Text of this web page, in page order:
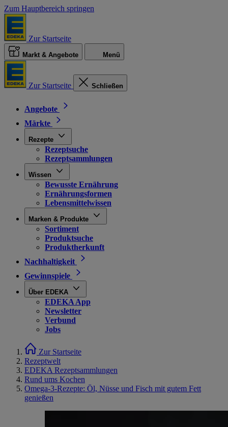
Zum Hauptbereich springen
Zur Startseite
Markt & Angebote Menü
Zur Startseite Schließen
Angebote
Märkte
Rezepte
Rezeptsuche
Rezeptsammlungen
Wissen
Bewusste Ernährung
Ernährungsformen
Lebensmittelwissen
Marken & Produkte
Sortiment
Produktsuche
Produktherkunft
Nachhaltigkeit
Gewinnspiele
Über EDEKA
EDEKA App
Newsletter
Verbund
Jobs
Zur Startseite
Rezeptwelt
EDEKA Rezeptsammlungen
Rund ums Kochen
Omega-3-Rezepte: Öl, Nüsse und Fisch mit gutem Fett
genießen